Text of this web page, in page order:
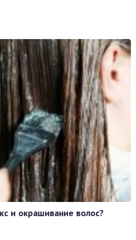
и окрашивание волос?